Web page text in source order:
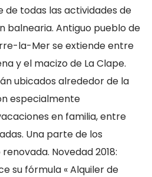
todas las actividades de
balnearia. Antiguo pueblo de
la-Mer se extiende entre
y el macizo de La Clape.
ubicados alrededor de la
especialmente
en familia, entre
Una parte de los
Novedad 2018:
su fórmula « Alquiler de